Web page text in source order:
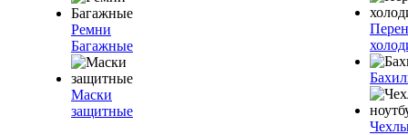
Ремни
Багажные
Маски
защитные